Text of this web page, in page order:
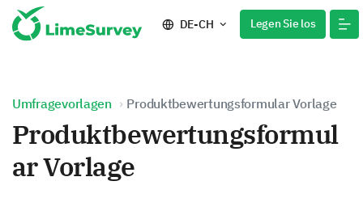
DE-CH Legen Sie los
Umfragevorlagen Produktbewertungsformular Vorlage
Produktbewertungsformul
ar Vorlage